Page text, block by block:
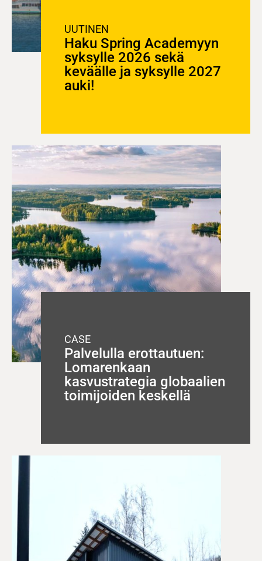
UUTINEN
Haku Spring Academyyn
syksylle 2026 sekä
keväälle ja syksylle 2027
auki!
CASE
Palvelulla erottautuen:
Lomarenkaan
kasvustrategia globaalien
toimijoiden keskellä